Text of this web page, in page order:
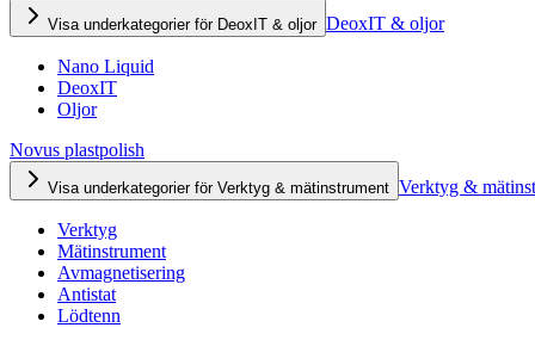
Visa underkategorier för DeoxIT & oljor DeoxIT & oljor
Nano Liquid
DeoxIT
Oljor
Novus plastpolish
Visa underkategorier för Verktyg & mätinstrument Verktyg &
Verktyg
Mätinstrument
Avmagnetisering
Antistat
Lödtenn